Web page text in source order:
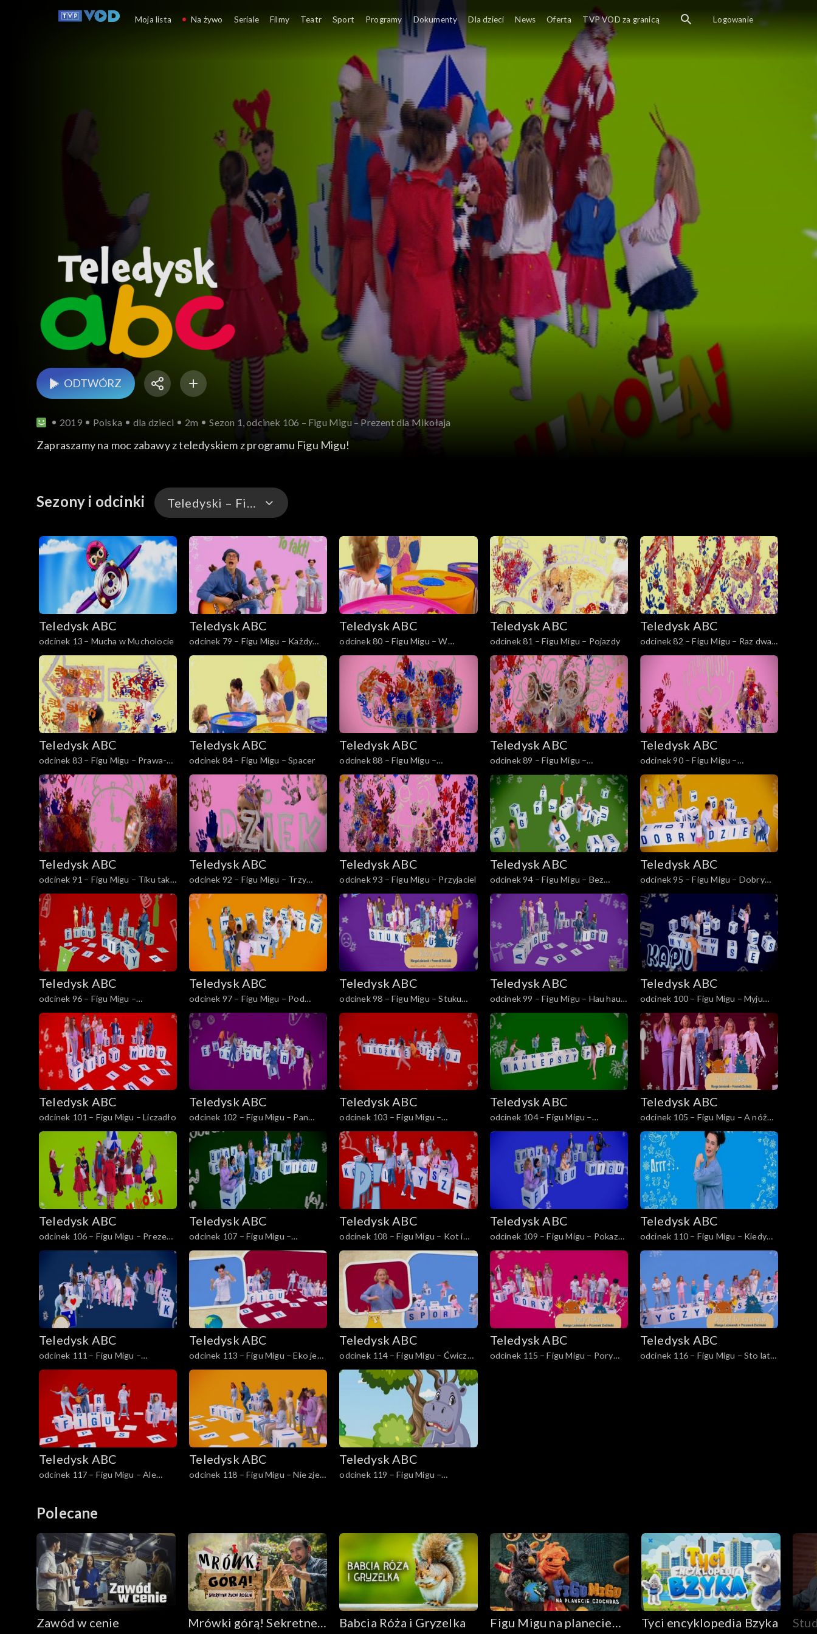
Zapraszamy na moc zabawy z teledyskiem z programu Figu Migu!
ODTWÓRZ
2019 Polska dla dzieci 2m Sezon 1, odcinek 106 – Figu Migu – Prezent dla Mikołaja
Zapraszamy na moc zabawy z teledyskiem z programu Figu Migu!
Sezony i odcinki Teledyski – Figu Migu
Teledyski – Figu Migu
Teledyski – Przyjaciele Misia i Margolci
Teledysk ABC
odcinek 13 – Mucha w Mucholocie
Teledysk ABC
odcinek 79 – Figu Migu – Każdy
jest inny
Teledysk ABC
odcinek 80 – Figu Migu – W
gospodarstwie
Teledysk ABC
odcinek 81 – Figu Migu – Pojazdy
Teledysk ABC
odcinek 82 – Figu Migu – Raz dwa
trzy
Teledysk ABC
odcinek 83 – Figu Migu – Prawa-
lewa
Teledysk ABC
odcinek 84 – Figu Migu – Spacer
Teledysk ABC
odcinek 88 – Figu Migu –
Owocowe mniam przysmaki
Teledysk ABC
odcinek 89 – Figu Migu –
Mistrzowska rodzina
Teledysk ABC
odcinek 90 – Figu Migu –
Pomaganie jest wyzwaniem
Teledysk ABC
odcinek 91 – Figu Migu – Tiku tak-
tiku nie
Teledysk ABC
odcinek 92 – Figu Migu – Trzy
słowa – pierwsza klasa
Teledysk ABC
odcinek 93 – Figu Migu – Przyjaciel
Teledysk ABC
odcinek 94 – Figu Migu – Bez
ogródek
Teledysk ABC
odcinek 95 – Figu Migu – Dobry
dzień
Teledysk ABC
odcinek 96 – Figu Migu –
Segregacja
Teledysk ABC
odcinek 97 – Figu Migu – Pod
poduszką
Teledysk ABC
odcinek 98 – Figu Migu – Stuku
Puku
Teledysk ABC
odcinek 99 – Figu Migu – Hau hau,
miau miau
Teledysk ABC
odcinek 100 – Figu Migu – Myju
myju
Teledysk ABC
odcinek 101 – Figu Migu – Liczadło
Teledysk ABC
odcinek 102 – Figu Migu – Pan
Piekarz
Teledysk ABC
odcinek 103 – Figu Migu –
Niedźwiedź Wojtek
Teledysk ABC
odcinek 104 – Figu Migu –
Najlepszy prezent
Teledysk ABC
odcinek 105 – Figu Migu – A nóż
widelec
Teledysk ABC
odcinek 106 – Figu Migu – Prezent
dla Mikołaja
Teledysk ABC
odcinek 107 – Figu Migu –
Robaczek
Teledysk ABC
odcinek 108 – Figu Migu – Kot i
mysz
Teledysk ABC
odcinek 109 – Figu Migu – Pokazuj
i dokazuj
Teledysk ABC
odcinek 110 – Figu Migu – Kiedy
pirat robi arrr
Teledysk ABC
odcinek 111 – Figu Migu –
Kłamczucha
Teledysk ABC
odcinek 113 – Figu Migu – Eko jest
niedaleko
Teledysk ABC
odcinek 114 – Figu Migu – Ćwicz
jak ja
Teledysk ABC
odcinek 115 – Figu Migu – Pory
Teledysk ABC
odcinek 116 – Figu Migu – Sto lat
Teledysk ABC
odcinek 117 – Figu Migu – Ale
Teledysk ABC
odcinek 118 – Figu Migu – Nie zjem
Teledysk ABC
odcinek 119 – Figu Migu –
Polecane
Zawód w cenie
Mrówki górą! Sekretne
Babcia Róża i Gryzelka
Figu Migu na planecie
Tyci encyklopedia Bzyka
Moja lista Na żywo Seriale Filmy Teatr Sport Programy Dokumenty Dla dzieci News Oferta TVP VOD za granicą Logowanie